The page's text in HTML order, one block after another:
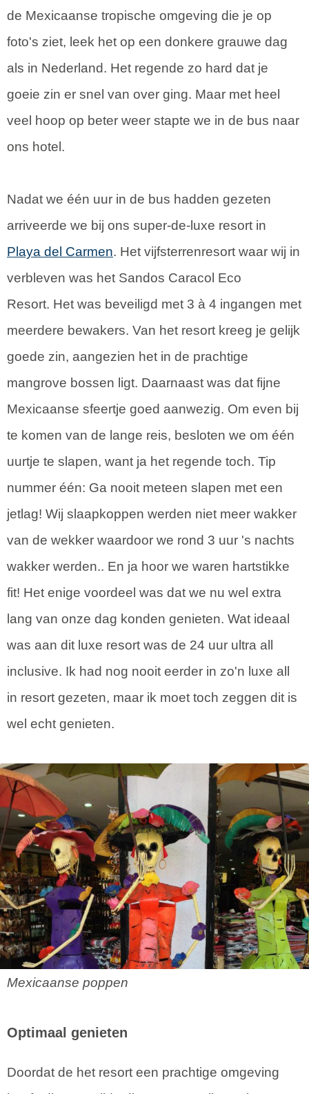
de Mexicaanse tropische omgeving die je op
foto's ziet, leek het op een donkere grauwe dag
als in Nederland. Het regende zo hard dat je
goeie zin er snel van over ging. Maar met heel
veel hoop op beter weer stapte we in de bus naar
ons hotel.
Nadat we één uur in de bus hadden gezeten
arriveerde we bij ons super-de-luxe resort in
Playa del Carmen. Het vijfsterrenresort waar wij in
verbleven was het Sandos Caracol Eco
Resort. Het was beveiligd met 3 à 4 ingangen met
meerdere bewakers. Van het resort kreeg je gelijk
goede zin, aangezien het in de prachtige
mangrove bossen ligt. Daarnaast was dat fijne
Mexicaanse sfeertje goed aanwezig. Om even bij
te komen van de lange reis, besloten we om één
uurtje te slapen, want ja het regende toch. Tip
nummer één: Ga nooit meteen slapen met een
jetlag! Wij slaapkoppen werden niet meer wakker
van de wekker waardoor we rond 3 uur 's nachts
wakker werden.. En ja hoor we waren hartstikke
fit! Het enige voordeel was dat we nu wel extra
lang van onze dag konden genieten. Wat ideaal
was aan dit luxe resort was de 24 uur ultra all
inclusive. Ik had nog nooit eerder in zo'n luxe all
in resort gezeten, maar ik moet toch zeggen dit is
wel echt genieten.
Mexicaanse poppen
Optimaal genieten
Doordat de het resort een prachtige omgeving